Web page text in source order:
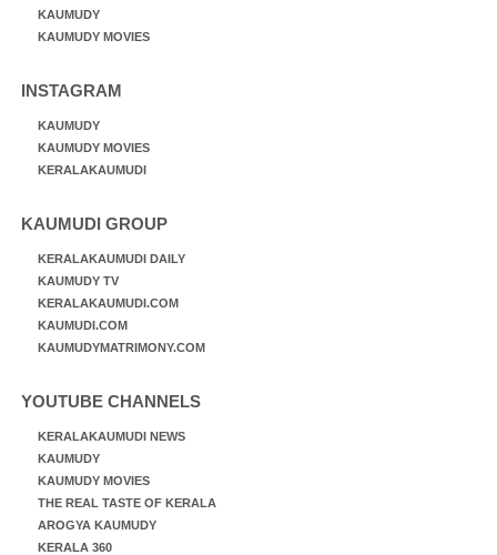
KAUMUDY
KAUMUDY MOVIES
INSTAGRAM
KAUMUDY
KAUMUDY MOVIES
KERALAKAUMUDI
KAUMUDI GROUP
KERALAKAUMUDI DAILY
KAUMUDY TV
KERALAKAUMUDI.COM
KAUMUDI.COM
KAUMUDYMATRIMONY.COM
YOUTUBE CHANNELS
KERALAKAUMUDI NEWS
KAUMUDY
KAUMUDY MOVIES
THE REAL TASTE OF KERALA
AROGYA KAUMUDY
KERALA 360